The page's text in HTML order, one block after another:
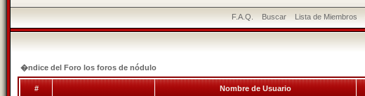
F.A.Q. Buscar Lista de Miembros
�ndice del Foro los foros de nódulo
# Nombre de Usuario